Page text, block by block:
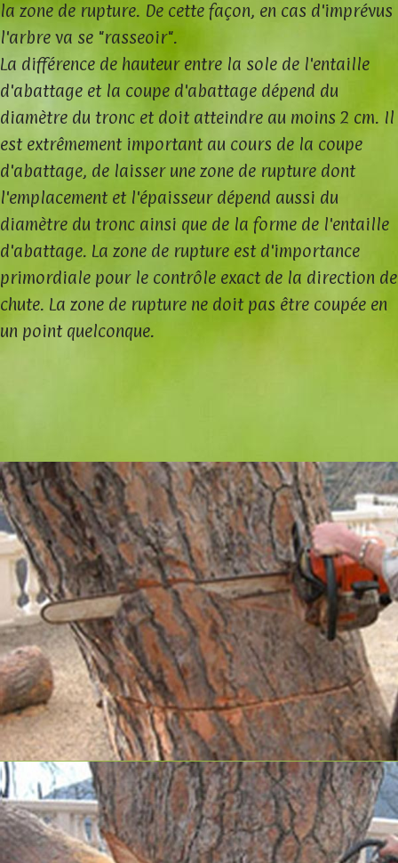
la zone de rupture. De cette façon, en cas d'imprévus
l'arbre va se "rasseoir".
La différence de hauteur entre la sole de l'entaille
d'abattage et la coupe d'abattage dépend du
diamètre du tronc et doit atteindre au moins 2 cm. Il
est extrêmement important au cours de la coupe
d'abattage, de laisser une zone de rupture dont
l'emplacement et l'épaisseur dépend aussi du
diamètre du tronc ainsi que de la forme de l'entaille
d'abattage. La zone de rupture est d'importance
primordiale pour le contrôle exact de la direction de
chute. La zone de rupture ne doit pas être coupée en
un point quelconque.